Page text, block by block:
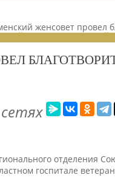
женсовет провел
отделения
госпитале